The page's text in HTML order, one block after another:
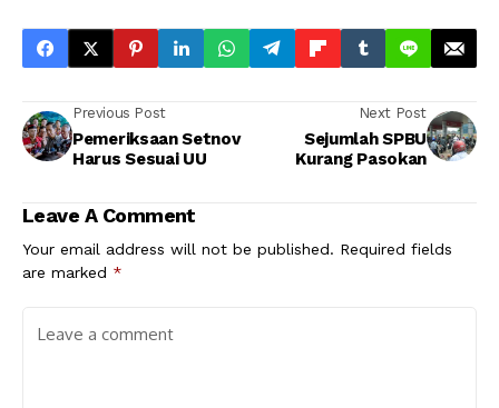
Previous Post
Pemeriksaan Setnov
Harus Sesuai UU
Next Post
Sejumlah SPBU
Kurang Pasokan
Leave A Comment
Your email address will not be published. Required fields
are marked *